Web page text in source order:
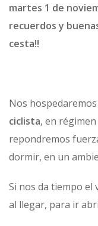
martes 1 de
recuerdos y
cesta!!
Nos hospedaremos
ciclista, en
repondremos
dormir, en un
Si nos da tiempo
al llegar, para ir